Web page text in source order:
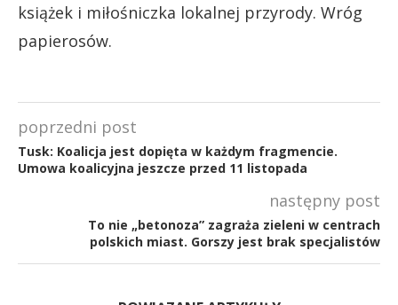
książek i miłośniczka lokalnej przyrody. Wróg
papierosów.
poprzedni post
Tusk: Koalicja jest dopięta w każdym fragmencie.
Umowa koalicyjna jeszcze przed 11 listopada
następny post
To nie „betonoza” zagraża zieleni w centrach
polskich miast. Gorszy jest brak specjalistów